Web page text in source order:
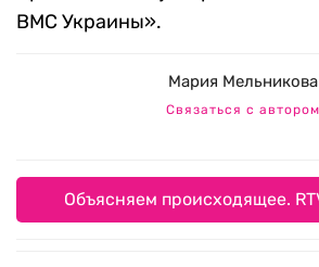
ВМС Украины».
Мария Мельникова
Связаться с автором
Объясняем происходящее.